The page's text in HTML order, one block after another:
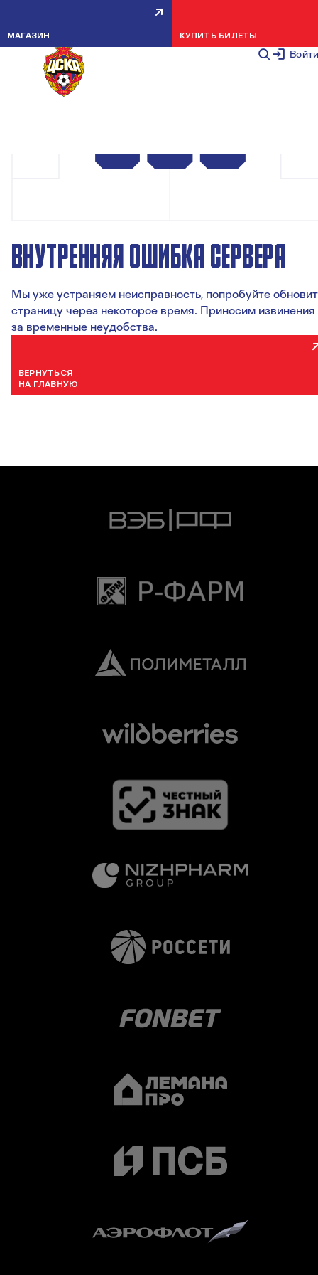
Войти
МАГАЗИН КУПИТЬ БИЛЕТЫ
ВНУТРЕННЯЯ ОШИБКА СЕРВЕРА
Мы уже устраняем неисправность, попробуйте
страницу через некоторое время. Приносим извинения
за временные неудобства.
ВЕРНУТЬСЯ
НА ГЛАВНУЮ